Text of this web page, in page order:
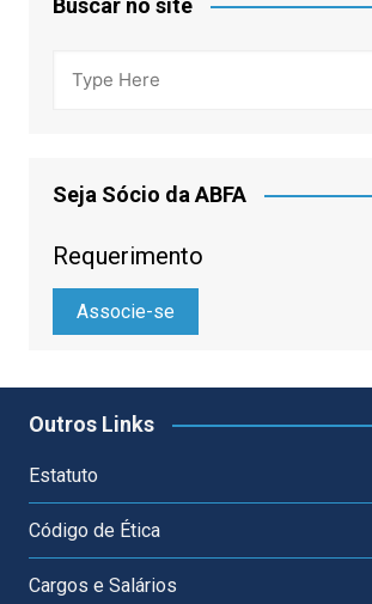
Buscar no site
Seja Sócio da ABFA
Requerimento
Associe-se
Outros Links
Estatuto
Código de Ética
Cargos e Salários